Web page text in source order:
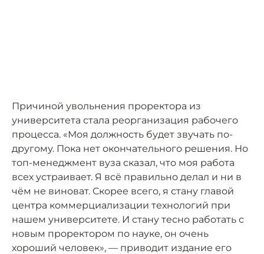
Причиной увольнения проректора из
университета стала реорганизация рабочего
процесса. «Моя должность будет звучать по-
другому. Пока нет окончательного решения. Но
топ-менеджмент вуза сказал, что моя работа
всех устраивает. Я всё правильно делал и ни в
чём не виноват. Скорее всего, я стану главой
центра коммерциализации технологий при
нашем университете. И стану тесно работать с
новым проректором по науке, он очень
хороший человек», — приводит издание его